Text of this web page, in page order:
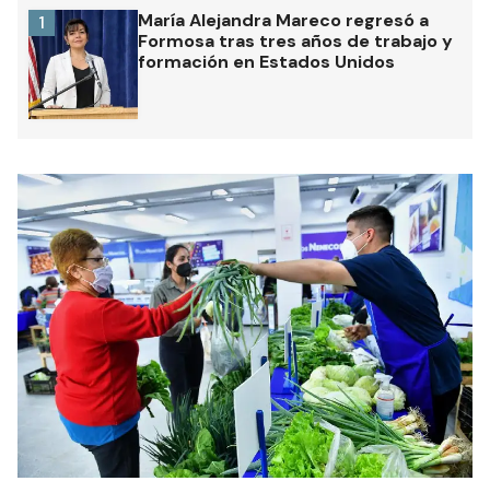
María Alejandra Mareco regresó a
Formosa tras tres años de trabajo y
formación en Estados Unidos
1